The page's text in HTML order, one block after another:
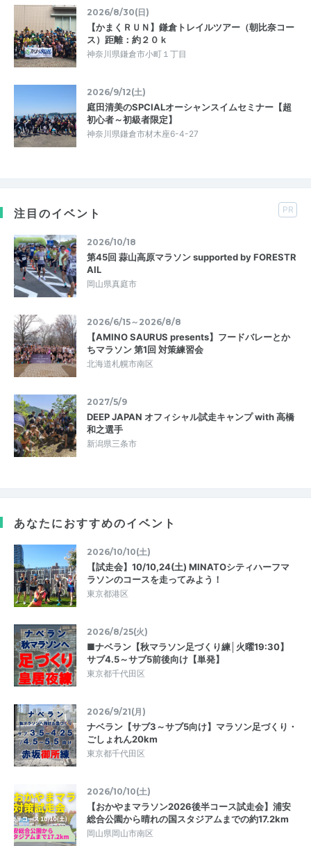
2026/8/30(日)
【かまくＲＵＮ】鎌倉トレイルツアー（朝比奈コー
ス）距離：約２０ｋ
神奈川県鎌倉市小町１丁目
2026/9/12(土)
庭田清美のSPCIALオーシャンスイムセミナー【超
初心者～初級者限定】
神奈川県鎌倉市材木座6-4-27
注目のイベント PR
2026/10/18
第45回 蒜山高原マラソン supported by FORESTR
AIL
岡山県真庭市
2026/6/15～2026/8/8
【AMINO SAURUS presents】フードバレーとか
ちマラソン 第1回 対策練習会
北海道札幌市南区
2027/5/9
DEEP JAPAN オフィシャル試走キャンプ with 高橋
和之選手
新潟県三条市
あなたにおすすめのイベント
2026/10/10(土)
【試走会】10/10,24(土) MINATOシティハーフマ
ラソンのコースを走ってみよう！
東京都港区
2026/8/25(火)
■ナベラン【秋マラソン足づくり練│火曜19:30】
サブ4.5～サブ5前後向け【単発】
東京都千代田区
2026/9/21(月)
ナベラン【サブ3～サブ5向け】マラソン足づくり・
ごしょれん20km
東京都千代田区
2026/10/10(土)
【おかやまマラソン2026後半コース試走会】浦安
総合公園から晴れの国スタジアムまでの約17.2km
岡山県岡山市南区